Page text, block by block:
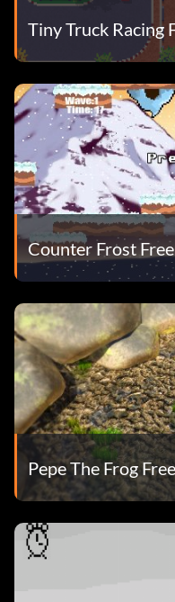
Tiny Truck Racing
Counter Frost
Pepe The Frog